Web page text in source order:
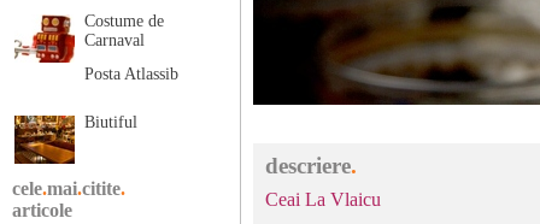
descriere.
Ceai La Vlaicu
Costume de
Carnaval
Posta Atlassib
Biutiful
cele.mai.citite.
articole